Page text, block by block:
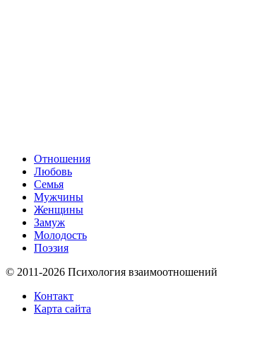
Отношения
Любовь
Семья
Мужчины
Женщины
Замуж
Молодость
Поэзия
© 2011-2026 Психология взаимоотношений
Контакт
Карта сайта